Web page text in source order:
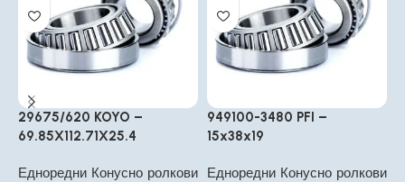
29675/620 KOYO –
69.85X112.71X25.4
Едноредни Конусно ролкови
949100-3480 PFI –
15x38x19
Едноредни Конусно ролкови